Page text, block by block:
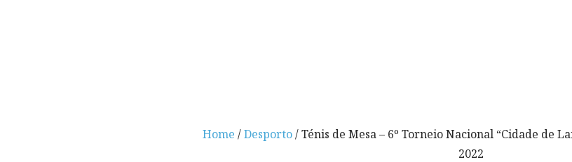
Home /Desporto/ Ténis de Mesa – 6º Torneio Nacional “Cidade de
2022